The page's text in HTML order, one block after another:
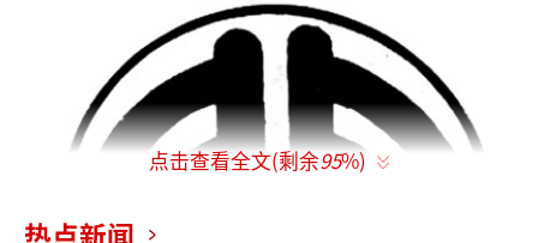
点击查看全文(剩余95%)